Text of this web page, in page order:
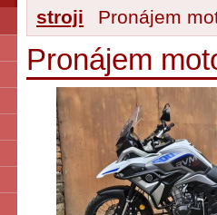
stroji
Pronájem
Pronájem